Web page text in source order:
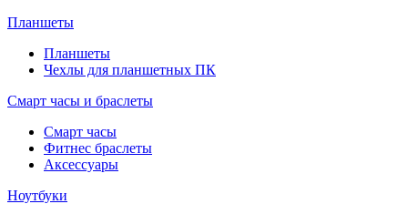
Планшеты
Планшеты
Чехлы для планшетных ПК
Смарт часы и браслеты
Смарт часы
Фитнес браслеты
Аксессуары
Ноутбуки